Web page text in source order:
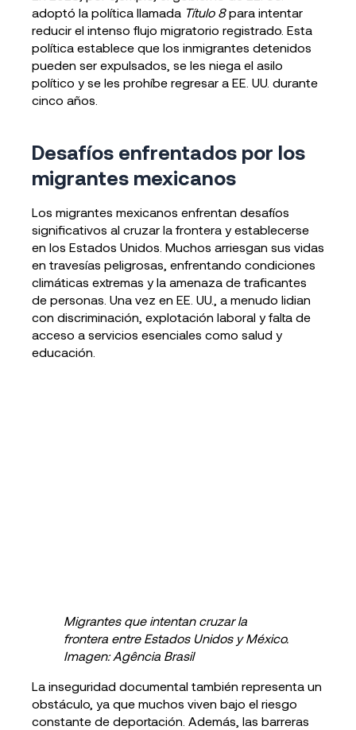
adoptó la política llamada Título 8para intentar
reducir el intenso flujo migratorio registrado. Esta
política establece que los inmigrantes detenidos
pueden ser expulsados, se les niega el asilo
político y se les prohíbe regresar a EE. UU. durante
cinco años.
Desafíos enfrentados por los
migrantes mexicanos
Los migrantes mexicanos enfrentan desafíos
significativos al cruzar la frontera y establecerse
en los Estados Unidos. Muchos arriesgan sus vidas
en travesías peligrosas, enfrentando condiciones
climáticas extremas y la amenaza de traficantes
de personas. Una vez en EE. UU., a menudo lidian
con discriminación, explotación laboral y falta de
acceso a servicios esenciales como salud y
educación.
Migrantes que intentan cruzar la
frontera entre Estados Unidos y México.
Imagen: Agência Brasil
La inseguridad documental también representa un
obstáculo, ya que muchos viven bajo el riesgo
constante de deportación. Además, las barreras